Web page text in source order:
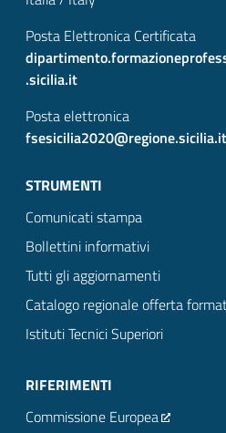
Posta Elettronica Certificata
.sicilia.it
Posta elettronica
fsesicilia2020@regione.sicilia.it
STRUMENTI
Comunicati stampa
Bollettini informativi
Tutti gli aggiornamenti
Catalogo regionale offerta
Istituti Tecnici Superiori
RIFERIMENTI
Commissione Europea